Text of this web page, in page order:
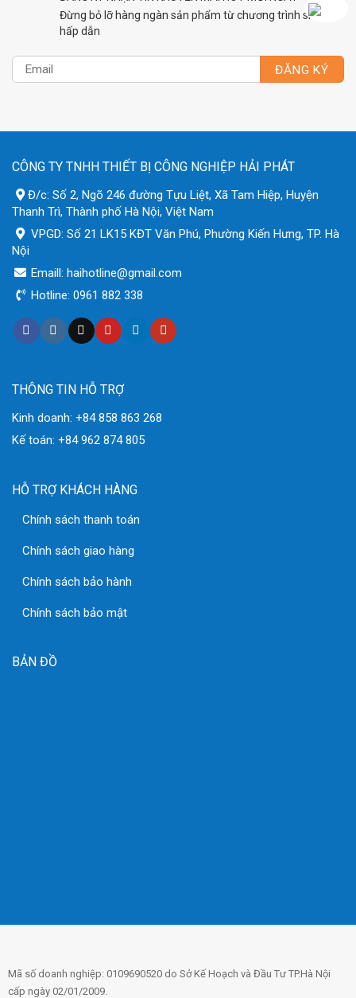
Đừng bỏ lỡ hàng ngàn sản phẩm từ chương trình siêu
hấp dẫn
CÔNG TY TNHH THIẾT BỊ CÔNG NGHIỆP HẢI PHÁT
Đ/c: Số 2, Ngõ 246 đường Tựu Liệt, Xã Tam Hiệp, Huyện
Thanh Trì, Thành phố Hà Nội, Việt Nam
VPGD: Số 21 LK15 KĐT Văn Phú, Phường Kiến Hưng, TP. Hà
Nội
Emaill: haihotline@gmail.com
Hotline: 0961 882 338
THÔNG TIN HỖ TRỢ
Kinh doanh: +84 858 863 268
Kế toán: +84 962 874 805
HỖ TRỢ KHÁCH HÀNG
Chính sách thanh toán
Chính sách giao hàng
Chính sách bảo hành
Chính sách bảo mật
BẢN ĐỒ
Mã số doanh nghiệp: 0109690520 do Sở Kế Hoạch và Đầu Tư TP.Hà Nội
cấp ngày 02/01/2009.